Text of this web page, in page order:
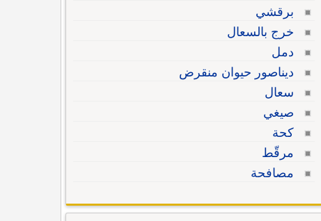
برقشي
خرج بالسعال
دمل
ديناصور حيوان منقرض
سعال
صيغي
كحة
مرقّط
مصافحة